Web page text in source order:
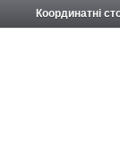
Координатні